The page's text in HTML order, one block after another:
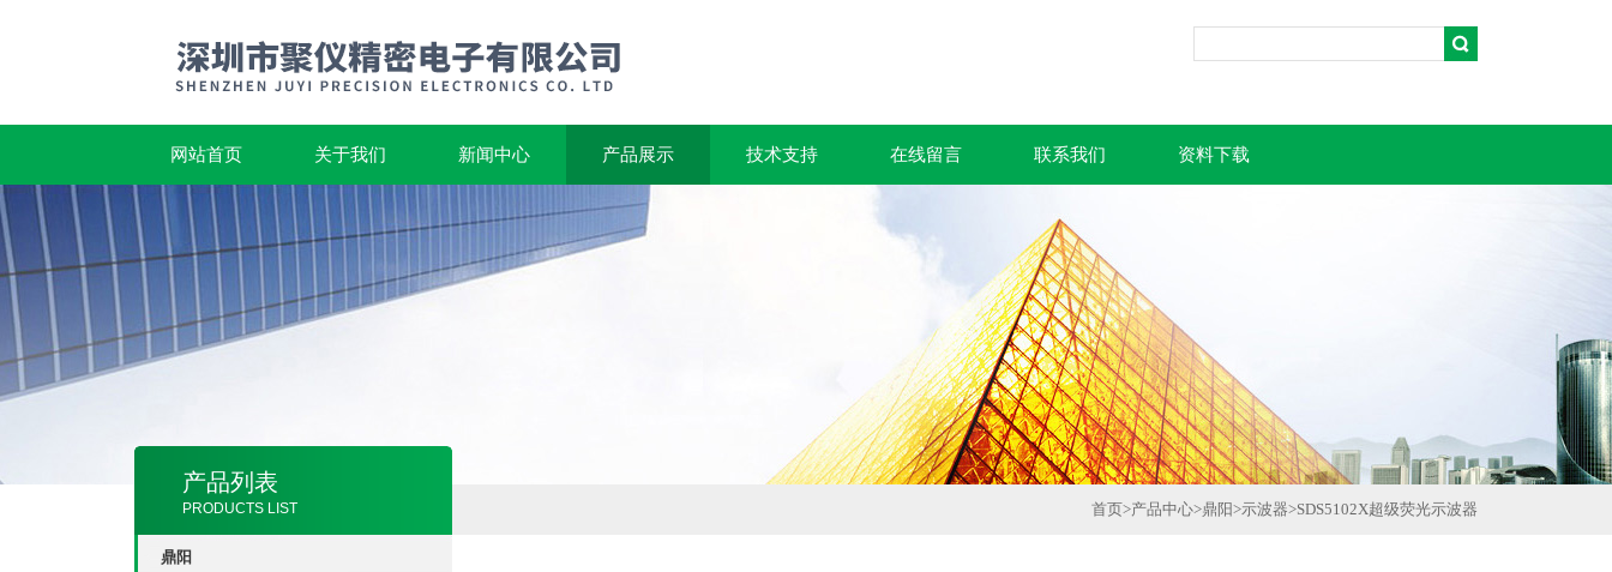
网站首页 关于我们 新闻中心 产品展示 技术支持 在线留言 联系我们 资料下载
产品列表
PRODUCTS LIST
鼎阳
首页>产品中心>鼎阳>示波器>SDS5102X超级荧光示波器